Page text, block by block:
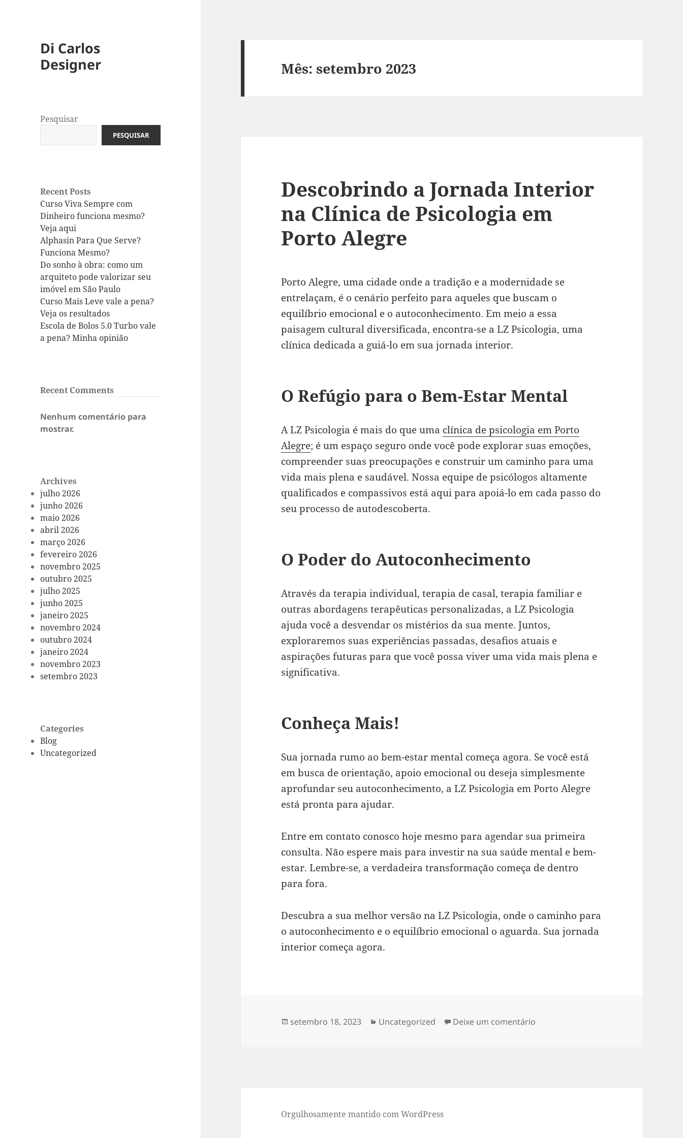
Di Carlos
Designer
Pesquisar
PESQUISAR
Recent Posts
Curso Viva Sempre com
Dinheiro funciona mesmo?
Veja aqui
Alphasin Para Que Serve?
Funciona Mesmo?
Do sonho à obra: como um
arquiteto pode valorizar seu
imóvel em São Paulo
Curso Mais Leve vale a pena?
Veja os resultados
Escola de Bolos 5.0 Turbo vale
a pena? Minha opinião
Recent Comments
Nenhum comentário para
mostrar.
Archives
julho 2026
junho 2026
maio 2026
abril 2026
março 2026
fevereiro 2026
novembro 2025
outubro 2025
julho 2025
junho 2025
janeiro 2025
novembro 2024
outubro 2024
janeiro 2024
novembro 2023
setembro 2023
Categories
Blog
Uncategorized
Mês:setembro 2023
Descobrindo a Jornada Interior
na Clínica de Psicologia em
Porto Alegre
Porto Alegre, uma cidade onde a tradição e a modernidade se
entrelaçam, é o cenário perfeito para aqueles que buscam o
equilíbrio emocional e o autoconhecimento. Em meio a essa
paisagem cultural diversificada, encontra-se a LZ Psicologia, uma
clínica dedicada a guiá-lo em sua jornada interior.
O Refúgio para o Bem-Estar Mental
A LZ Psicologia é mais do que uma clínica de psicologia em Porto
Alegre; é um espaço seguro onde você pode explorar suas emoções,
compreender suas preocupações e construir um caminho para uma
vida mais plena e saudável. Nossa equipe de psicólogos altamente
qualificados e compassivos está aqui para apoiá-lo em cada passo do
seu processo de autodescoberta.
O Poder do Autoconhecimento
Através da terapia individual, terapia de casal, terapia familiar e
outras abordagens terapêuticas personalizadas, a LZ Psicologia
ajuda você a desvendar os mistérios da sua mente. Juntos,
exploraremos suas experiências passadas, desafios atuais e
aspirações futuras para que você possa viver uma vida mais plena e
significativa.
Conheça Mais!
Sua jornada rumo ao bem-estar mental começa agora. Se você está
em busca de orientação, apoio emocional ou deseja simplesmente
aprofundar seu autoconhecimento, a LZ Psicologia em Porto Alegre
está pronta para ajudar.
Entre em contato conosco hoje mesmo para agendar sua primeira
consulta. Não espere mais para investir na sua saúde mental e bem-
estar. Lembre-se, a verdadeira transformação começa de dentro
para fora.
Descubra a sua melhor versão na LZ Psicologia, onde o caminho para
o autoconhecimento e o equilíbrio emocional o aguarda. Sua jornada
interior começa agora.
Publicado
setembro 18, 2023 Categorias
Uncategorized Deixe um comentário
Orgulhosamente mantido com WordPress